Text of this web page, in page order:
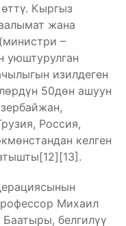
Кыргыз
жана
–
уюштурулган
изилдеген
50дөн ашуун
Россия,
келген
Михаил
белгилүү